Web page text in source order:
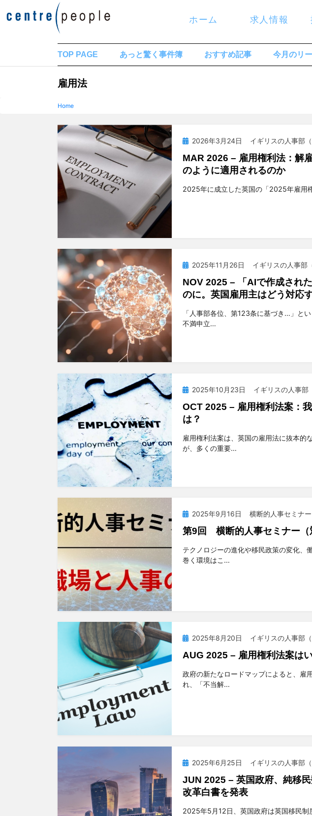
ン
ホーム 求人情報
TOP PAGE あっと驚く事件簿 おすすめ記事 今月のリ
タグ
:
雇用法
Home
投 2026年3月24日 イギリスの人事部
MAR 2026 – 雇用権利法：解
のように適用されるのか
投稿者 tsuchiya
2025年に成立した英国の「2025年雇
投 2025年11月26日 イギリスの人事部
NOV 2025 – 「AIで作成され
のに。英国雇用主はどう対応
投稿者tsuchiya
「人事部各位、第123条に基づき…」と
不満申立…
投
日:
2025年10月23日 イギリスの人事部
OCT 2025 – 雇用権利法案：
は？
投稿者tsuchiya
雇用権利法案は、英国の雇用法に抜本的
が、多くの重要…
投
稿
日:
2025年9月16日 横断的人事セミナー
第9回 横断的人事セミナー（
投稿者tsuchiya
テクノロジーの進化や移民政策の変化、
巻く環境はこ…
投 2025年8月20日 イギリスの人事部
AUG 2025 – 雇用権利法案は
投稿者tsuchiya
政府の新たなロードマップによると、雇
れ、「不当解…
投
日:
2025年6月25日 イギリスの人事部
JUN 2025 – 英国政府、純移
改革白書を発表
投稿者tsuchiya
2025年5月12日、英国政府は英国移民制